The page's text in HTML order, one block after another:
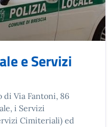
e Servizi
di Via Fantoni, 86
i Servizi
Cimiteriali) ed